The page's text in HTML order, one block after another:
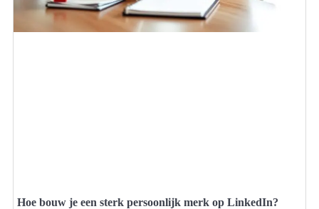
Hoe bouw je een sterk persoonlijk merk op LinkedIn?